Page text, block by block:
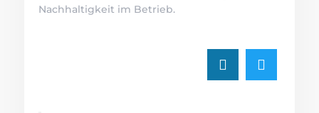
Nachhaltigkeit im Betrieb.